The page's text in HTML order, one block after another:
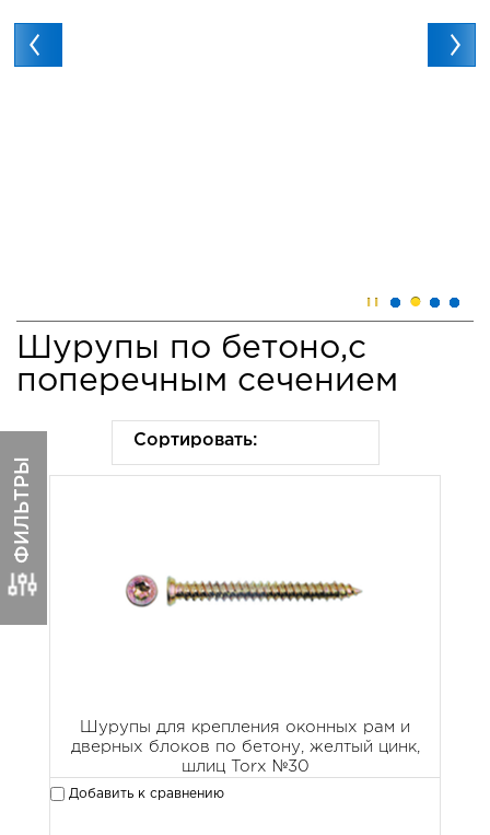
Анкера
Саморезы
Шурупы по бетоно,с
поперечным сечением
ФИЛЬТРЫ
Сортировать:
Шурупы для крепления оконных рам и
дверных блоков по бетону, желтый цинк,
шлиц Torx №30
Добавить к сравнению